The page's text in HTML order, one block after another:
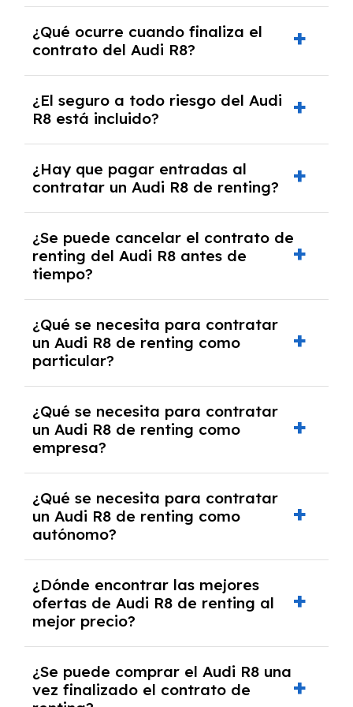
contrato y puede variar entre 10,000 y
30,000 km anuales. Si excedes ese límite,
puede haber un cargo adicional.
¿Qué ocurre cuando finaliza el
contrato del Audi R8?
coche, renovarlo por uno nuevo o, en algunos
casos, comprarlo a un precio previamente
acordado.
¿El seguro a todo riesgo del Audi
R8 está incluido?
con el seguro a todo riesgo sin franquicia
incluido dentro de las cuotas mensuales.
¿Hay que pagar entradas al
contratar un Audi R8 de renting?
tendrás que pagar ningún tipo de entrada
salvo en casos que lo exija el proveedor
debido al resultado del estudio de viabilidad
económica.
¿Se puede cancelar el contrato de
renting del Audi R8 antes de
tiempo?
pero puede haber penalizaciones por
cancelación anticipada. Es importante revisar
las condiciones del contrato y hablar con un
experto que te asesore.
¿Qué se necesita para contratar
un Audi R8 de renting como
particular?
y, en algunos casos, una consulta de solvencia
crediticia y un pago inicial.
¿Qué se necesita para contratar
un Audi R8 de renting como
empresa?
documentación financiera y, en algunos
casos, un informe de solvencia de la empresa
y un pago inicial.
¿Qué se necesita para contratar
un Audi R8 de renting como
autónomo?
autónomos, justificante de ingresos y, en
algunos casos, un informe fiscal y un pago
inicial.
¿Dónde encontrar las mejores
ofertas de Audi R8 de renting al
mejor precio?
mejores ofertas de vehículos de renting con
todos los gastos incluidos y sin pagar
¿Se puede comprar el Audi R8 una
vez finalizado el contrato de